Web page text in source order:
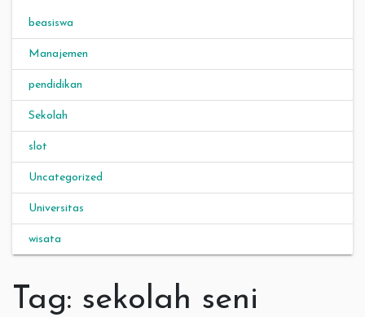
beasiswa
Manajemen
pendidikan
Sekolah
slot
Uncategorized
Universitas
wisata
Tag: sekolah seni